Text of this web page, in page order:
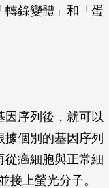
轉錄變體」和「蛋
因序列後，就可以
個別的基因序列
從癌細胞與正常細
接上螢光分子。